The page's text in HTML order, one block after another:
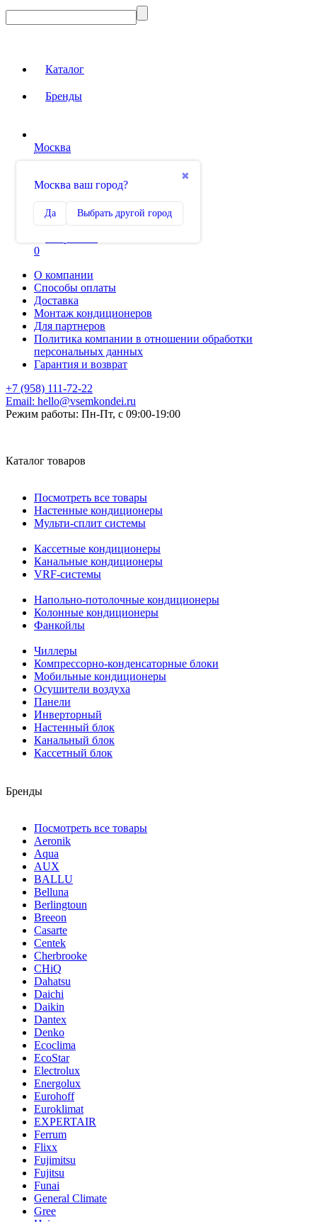
Каталог
Бренды
Москва
✖
Москва ваш город?
Да Выбрать другой город
Сравнение
0
О компании
Способы оплаты
Доставка
Монтаж кондиционеров
Для партнеров
Политика компании в отношении обработки
персональных данных
Гарантия и возврат
+7 (958) 111-72-22
Email: hello@vsemkondei.ru
Режим работы: Пн-Пт, с 09:00-19:00
Каталог товаров
Посмотреть все товары
Настенные кондиционеры
Мульти-сплит системы
Кассетные кондиционеры
Канальные кондиционеры
VRF-системы
Напольно-потолочные кондиционеры
Колонные кондиционеры
Фанкойлы
Чиллеры
Компрессорно-конденсаторные блоки
Мобильные кондиционеры
Осушители воздуха
Панели
Инверторный
Настенный блок
Канальный блок
Кассетный блок
Бренды
Посмотреть все товары
Aeronik
Aqua
AUX
BALLU
Belluna
Berlingtoun
Breeon
Casarte
Centek
Cherbrooke
CHiQ
Dahatsu
Daichi
Daikin
Dantex
Denko
Ecoclima
EcoStar
Electrolux
Energolux
Eurohoff
Euroklimat
EXPERTAIR
Ferrum
Flixx
Fujimitsu
Fujitsu
Funai
General Climate
Gree